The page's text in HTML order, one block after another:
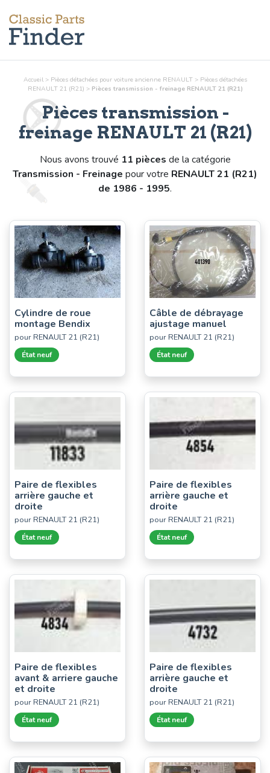
Accueil > Pièces détachées pour voiture ancienne RENAULT > Pièces détachées
RENAULT 21 (R21) > Pièces transmission - freinageRENAULT 21 (R21)
Pièces transmission -
freinage RENAULT 21 (R21)
Nous avons trouvé 11 pièces de la catégorie
Transmission - Freinage pour votre RENAULT 21 (R21)
de 1986 - 1995.
Cylindre de roue
montage Bendix
pour RENAULT 21 (R21)
État neuf
Câble de débrayage
ajustage manuel
pour RENAULT 21 (R21)
État neuf
Paire de flexibles
arrière gauche et
droite
pour RENAULT 21 (R21)
État neuf
Paire de flexibles
arrière gauche et
droite
pour RENAULT 21 (R21)
État neuf
Paire de flexibles
avant & arriere gauche
et droite
pour RENAULT 21 (R21)
État neuf
Paire de flexibles
arrière gauche et
droite
pour RENAULT 21 (R21)
État neuf